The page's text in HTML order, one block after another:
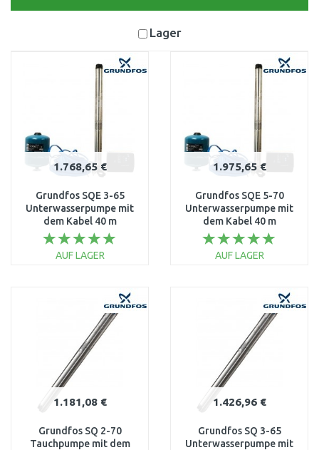
Lager
1.768,65 €
Grundfos SQE 3-65
Unterwasserpumpe mit
dem Kabel 40 m
96524501
AUF LAGER
Vergleichen
1.975,65 €
Grundfos SQE 5-70
Unterwasserpumpe mit
dem Kabel 40 m
96524503
AUF LAGER
Vergleichen
1.181,08 €
Grundfos SQ 2-70
Tauchpumpe mit dem
1.426,96 €
Grundfos SQ 3-65
Unterwasserpumpe mit